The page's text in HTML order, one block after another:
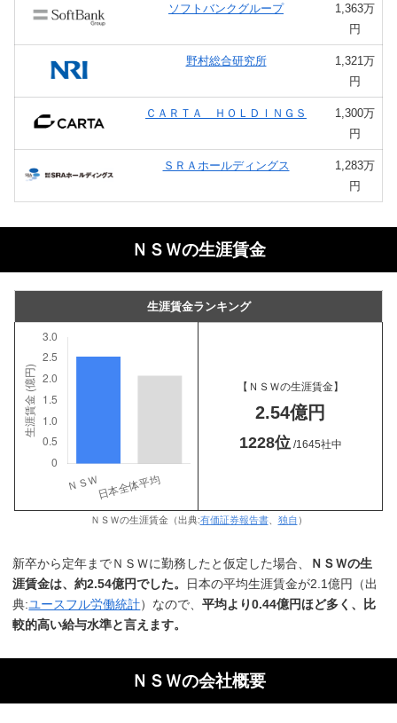
ソフトバンクグループ
1,363万
円
野村総合研究所
1,321万
円
ＣＡＲＴＡ ＨＯＬＤＩＮＧＳ
1,300万
円
ＳＲＡホールディングス
1,283万
円
ＮＳＷの生涯賃金
生涯賃金ランキング
【ＮＳＷの生涯賃金】
2.54億円
1228位/1645社中
ＮＳＷの生涯賃金（出典:有価証券報告書、 独自 ）
新卒から定年までＮＳＷに勤務したと仮定した場合、
ＮＳＷの生
涯賃金は、約2.54億円でした。
日本の平均生涯賃金が2.1億円（出
典:ユースフル労働統計）なので、平均より0.44億円ほど多く、比
較的高い給与水準と言えます。
ＮＳＷの会社概要